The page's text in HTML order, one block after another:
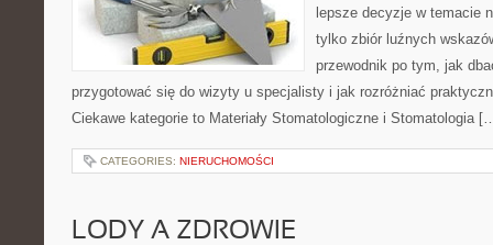
lepsze decyzje w temacie
tylko zbiór luźnych
przewodnik po tym, jak
przygotować się do wizyty u specjalisty i jak rozróżniać
Ciekawe kategorie to Materiały Stomatologiczne i Stomatologia
CATEGORIES: NIERUCHOMOŚCI
LODY A ZDROWIE